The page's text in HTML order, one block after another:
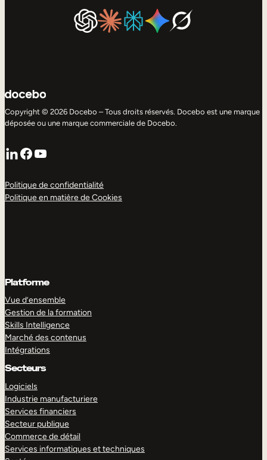
Copyright © 2026 Docebo – Tous droits réservés. Docebo est une marque
déposée ou une marque commerciale de Docebo.
LinkedIn
Facebook
YouTube
Politique de confidentialité
Politique en matière de Cookies
Platforme
Vue d’ensemble
Gestion de la formation
Skills Intelligence
Marché des contenus
Intégrations
Secteurs
Logiciels
Industrie manufacturiere
Services financiers
Secteur publique
Commerce de détail
Services informatiques et techniques